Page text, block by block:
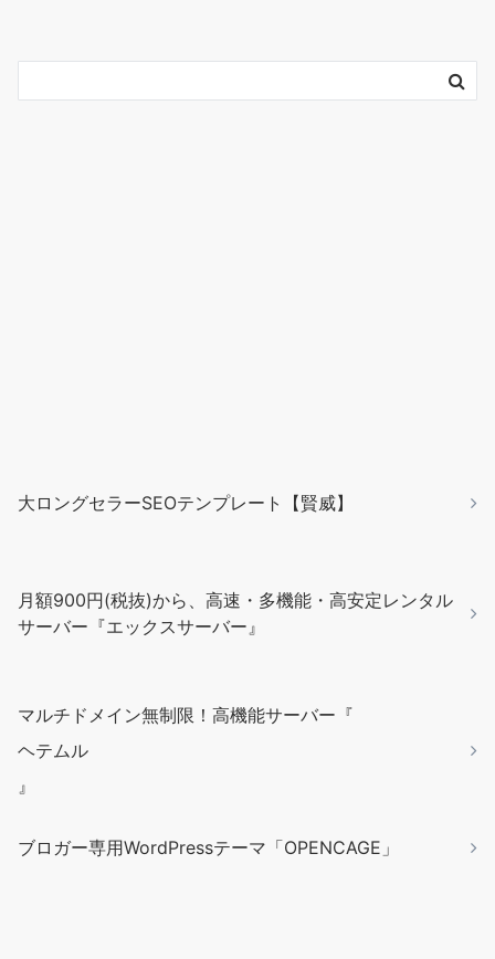
大ロングセラーSEOテンプレート【賢威】
月額900円(税抜)から、高速・多機能・高安定レンタル
サーバー『エックスサーバー』
マルチドメイン無制限！高機能サーバー『
ヘテムル
』
ブロガー専用WordPressテーマ「OPENCAGE」